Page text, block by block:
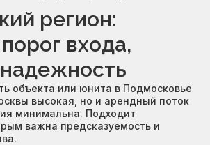
регион:
входа,
объекта или юнита в Подмосковье
высокая, но и арендный поток
минимальна. Подходит
важна предсказуемость и